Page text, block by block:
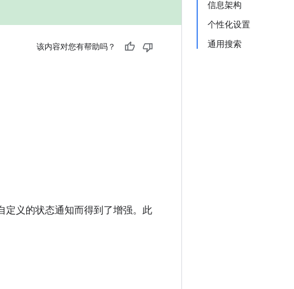
信息架构
个性化设置
通用搜索
该内容对您有帮助吗？
定义的状态通知而得到了增强。此